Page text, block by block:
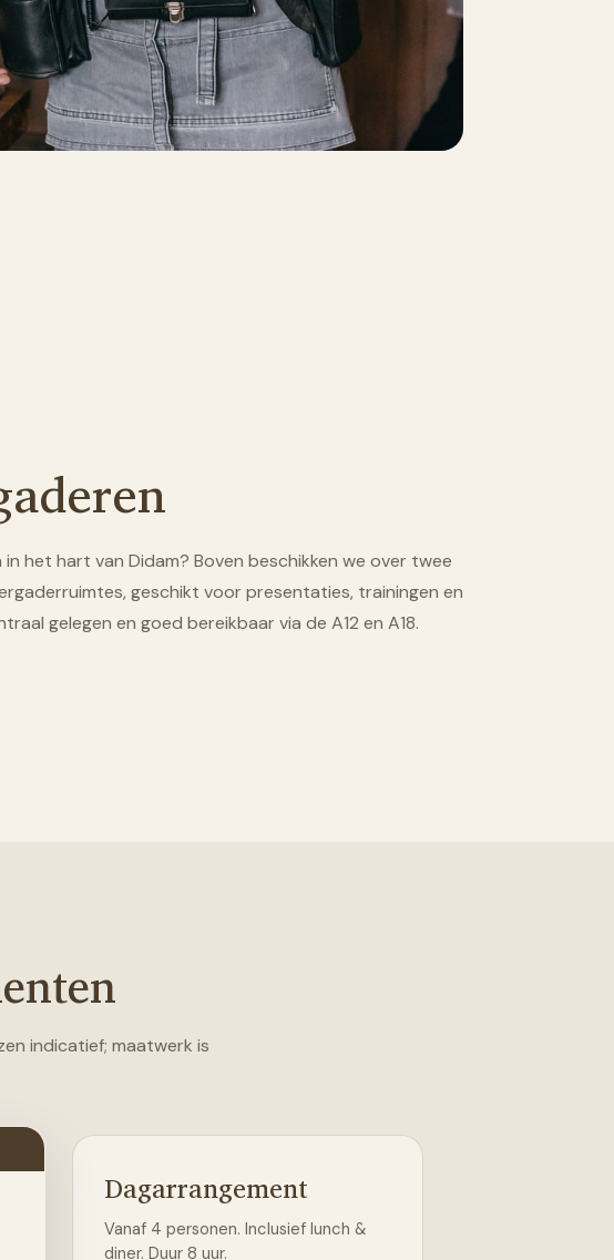
in het hart van Didam? Boven beschikken we over twee
geschikt voor presentaties, trainingen en
gelegen en goed bereikbaar via de A12 en A18.
indicatief; maatwerk is
Dagarrangement
Vanaf 4 personen. Inclusief lunch &
diner. Duur 8 uur.